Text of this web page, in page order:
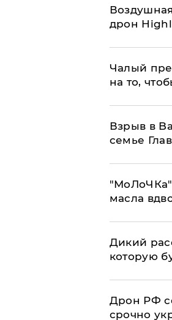
дрон
Чалый
на то,
Взрыв в
семье
​"МоЛоЧКа"
масла
Дикий
которую
​Дрон РФ
срочно